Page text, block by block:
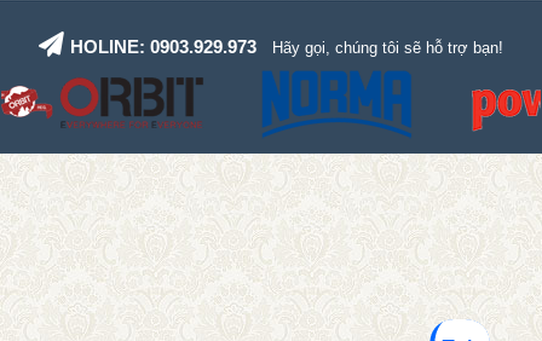
HOLINE: 0903.929.973 Hãy gọi, chúng tôi sẽ hỗ trợ bạn!